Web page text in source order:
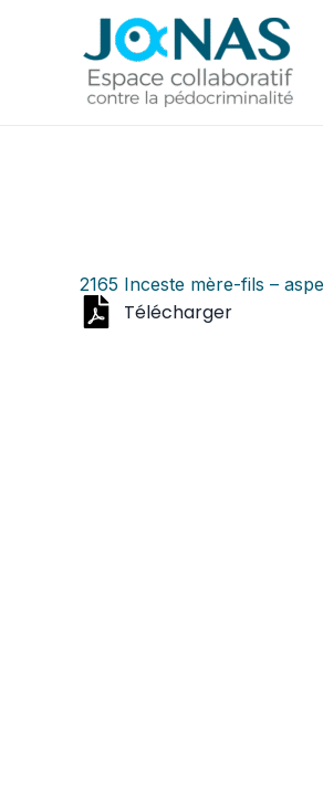
2165 Inceste mère-fils –
Télécharger